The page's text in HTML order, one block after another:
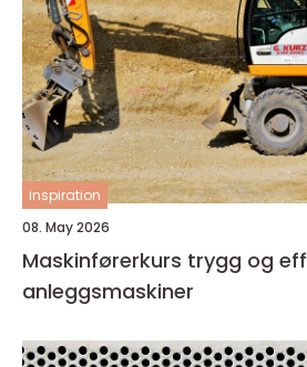
inspiration
08. May 2026
Maskinførerkurs trygg og effektiv bruk av
anleggsmaskiner